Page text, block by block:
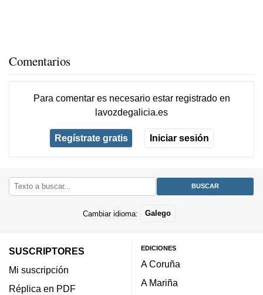
Comentarios
Para comentar es necesario estar registradoen
lavozdegalicia.es
Regístrate gratis Iniciar sesión
Cambiar idioma: Galego
SUSCRIPTORES
Mi suscripción
Réplica en PDF
EDICIONES
A Coruña
A Mariña